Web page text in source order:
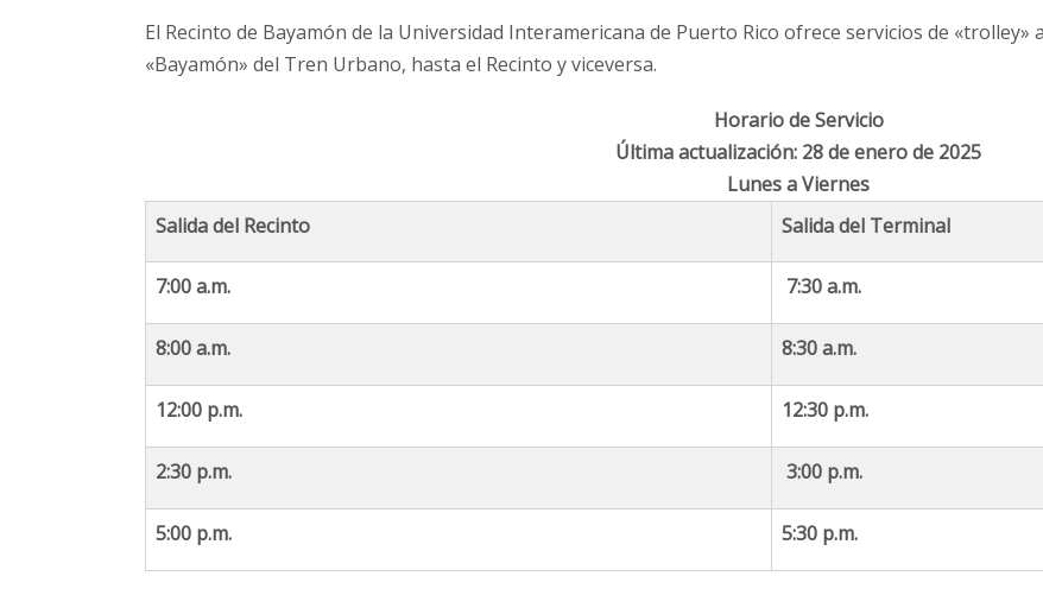
El Recinto de Bayamón de la Universidad Interamericana de Puerto Rico ofrece servicios de
«Bayamón» del Tren Urbano, hasta el Recinto y viceversa.
Horario de Servicio
Última actualización: 28 de enero de 2025
Lunes a Viernes
Salida del Recinto
Salida del Terminal
7:00 a.m. 7:30 a.m.
8:00 a.m. 8:30 a.m.
12:00 p.m. 12:30 p.m.
2:30 p.m. 3:00 p.m.
5:00 p.m. 5:30 p.m.